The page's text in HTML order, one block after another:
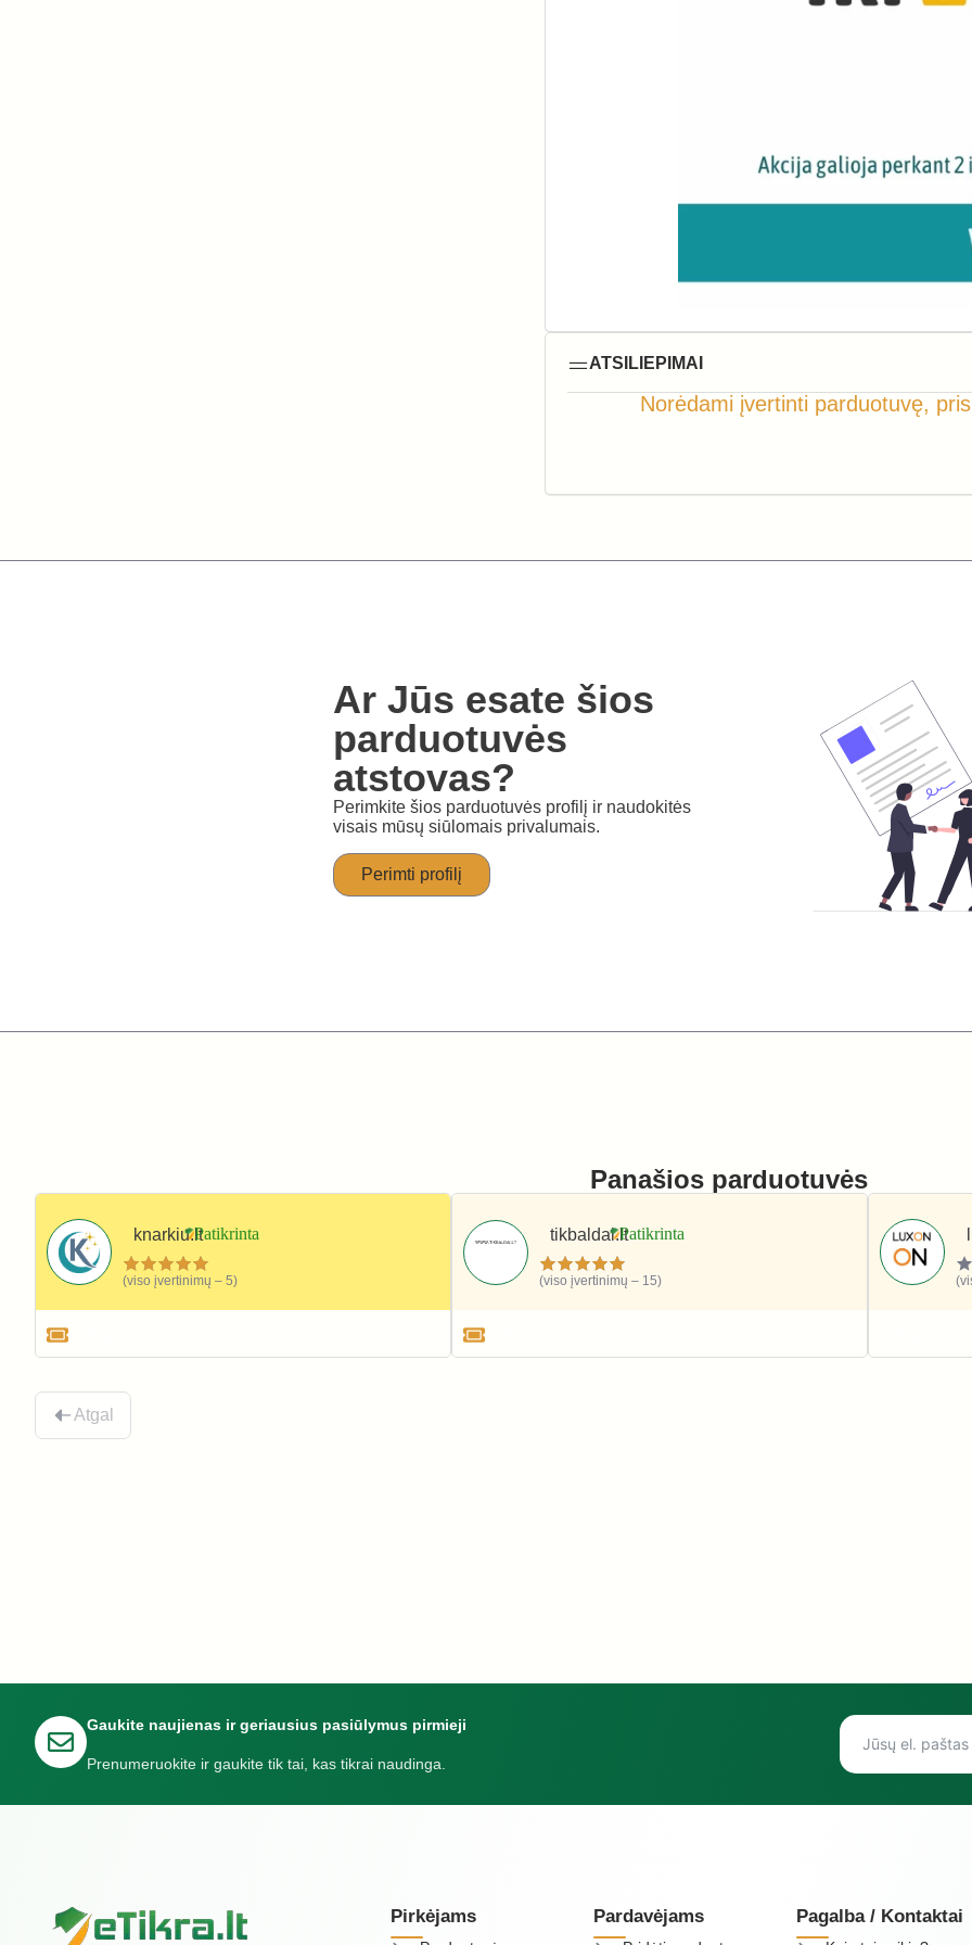
ATSILIEPIMAI
Norėdami įvertinti parduotuvę,
Ar Jūs esate šios
parduotuvės
atstovas?
Perimkite šios parduotuvės profilį ir naudokitės
visais mūsų siūlomais privalumais.
Perimti profilį
Panašios parduotuvės
knarkiu.lt
(viso įvertinimų – 5)
tikbaldai.lt
(viso įvertinimų – 15)
Atgal
Gaukite naujienas ir geriausius pasiūlymus pirmieji
Prenumeruokite ir gaukite tik tai, kas tikrai naudinga.
Pirkėjams Pardavėjams Pagalba / Kontaktai